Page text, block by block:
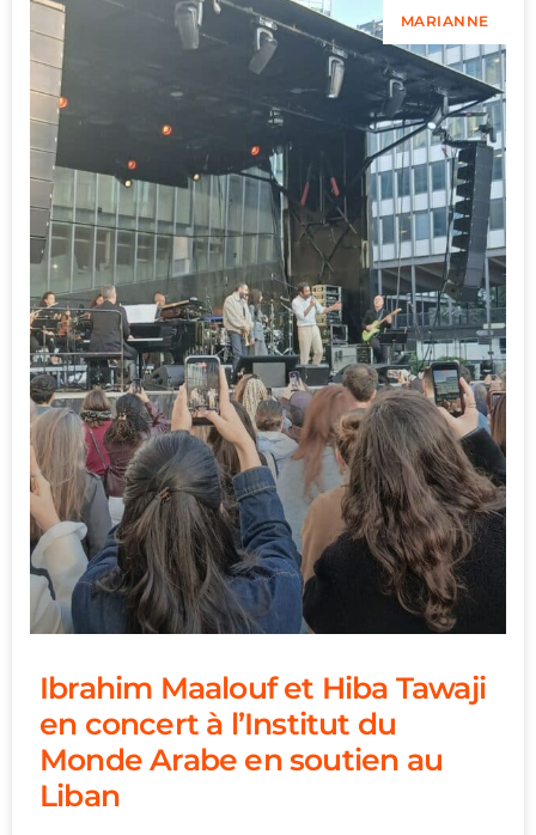
MARIANNE
Ibrahim Maalouf et Hiba Tawaji
en concert à l’Institut du
Monde Arabe en soutien au
Liban